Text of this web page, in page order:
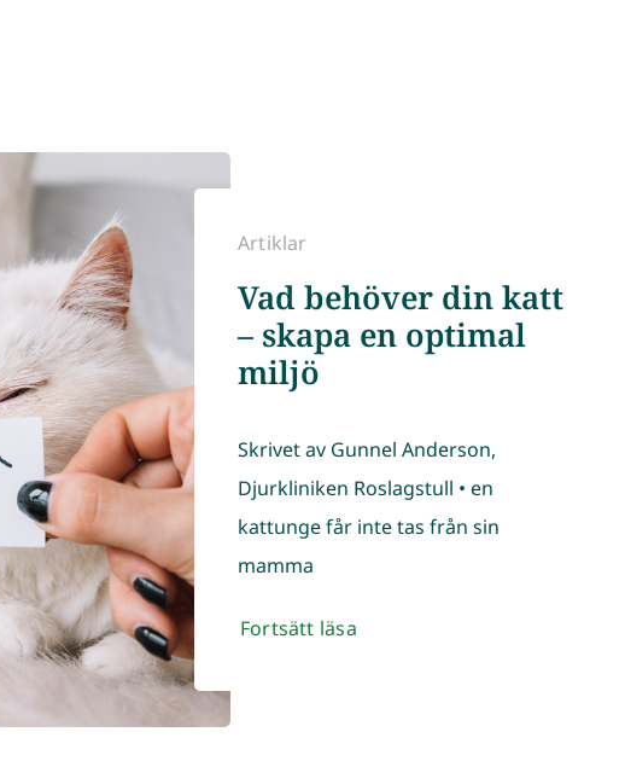
Artiklar
Vad behöver din katt
– skapa en optimal
miljö
Skrivet av Gunnel Anderson,
Djurkliniken Roslagstull • en
kattunge får inte tas från sin
mammaㅤ
Fortsätt läsa